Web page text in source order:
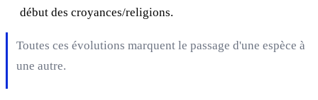
début des croyances/religions.
Toutes ces évolutions marquent le passage d'une espèce à
une autre.